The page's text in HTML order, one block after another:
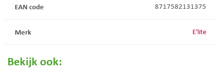
EAN code 8717582131375
Merk E'lite
Bekijk ook: